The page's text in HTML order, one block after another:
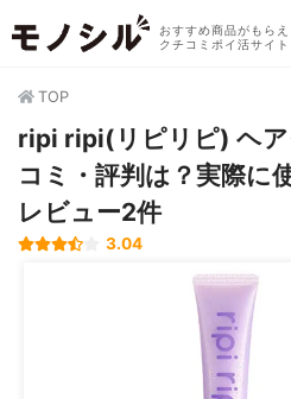
おすすめ商品がもらえ
クチコミポイ活サイト
TOP
ripi ripi(リピリピ) ヘア
コミ・評判は？実際に
レビュー2件
3.04